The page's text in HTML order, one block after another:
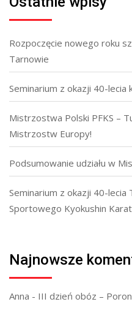
Rozpoczęcie nowego roku
Tarnowie
Seminarium z okazji 40-lecia
Mistrzostwa Polski PFKS –
Mistrzostw Europy!
Podsumowanie udziału w
Seminarium z okazji 40-lecia
Sportowego Kyokushin
Najnowsze
Anna - III dzień obóz –